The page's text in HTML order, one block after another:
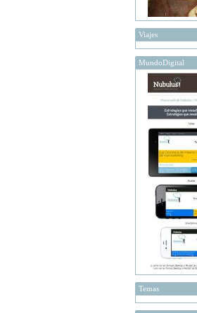
Viajes
MundoDigital
Temas